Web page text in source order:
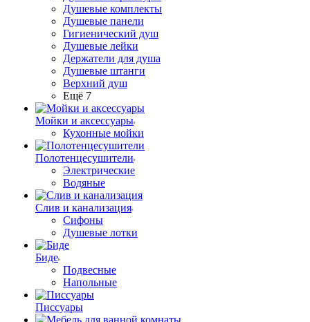
Душевые комплекты
Душевые панели
Гигиенический душ
Душевые лейки
Держатели для душа
Душевые штанги
Верхний душ
Ещё 7
Мойки и аксессуары
Кухонные мойки
Полотенцесушители
Электрические
Водяные
Слив и канализация
Сифоны
Душевые лотки
Биде
Подвесные
Напольные
Писсуары